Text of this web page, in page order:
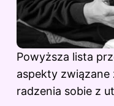
Powyższa lista
aspekty
radzenia sobie z